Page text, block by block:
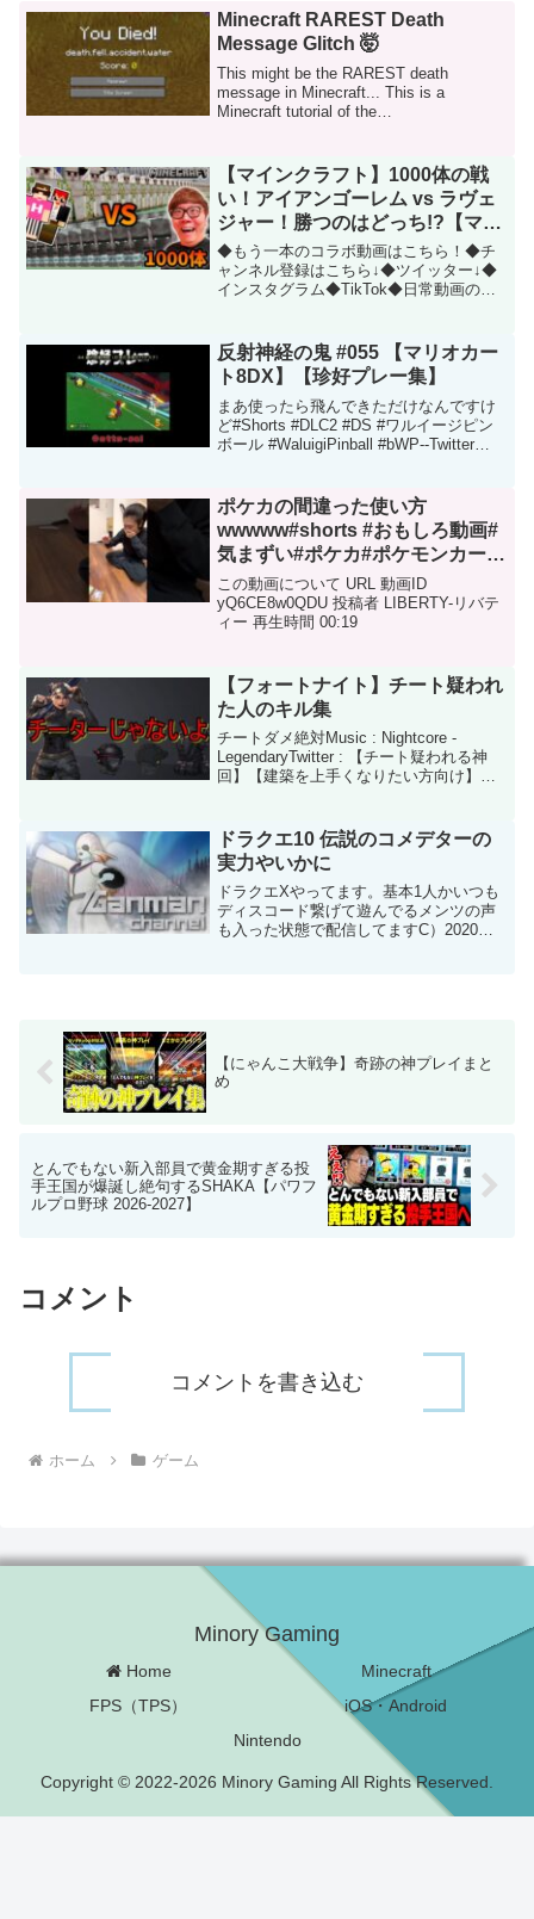
Minecraft RAREST Death
Message Glitch 🤯
This might be the RAREST death
message in Minecraft... This is a
Minecraft tutorial of the
【マインクラフト】1000体の戦
い！アイアンゴーレム vs ラヴェ
ジャー！勝つのはどっち!?【マイ
クラコロシアム】【ヒカキン×赤
髪のとも】
◆もう一本のコラボ動画はこちら！◆チ
ャンネル登録はこちら↓◆ツイッター↓◆
インスタグラム◆TikTok◆日常動画のヒ
ル↓◆ヒカキンLINEスタンプは...
反射神経の鬼 #055 【マリオカー
ト8DX】【珍好プレー集】
まあ使ったら飛んできただけなんですけ
ど#Shorts #DLC2 #DS #ワルイージピン
ボール #WaluigiPinball #bWP--Twitter
ポケカの間違った使い方
wwwww#shorts #おもしろ動画#
気まずい#ポケカ#ポケモンカード
#ポケモン#カード#ネタ
この動画について URL 動画ID
yQ6CE8w0QDU 投稿者 LIBERTY-リバテ
ィー 再生時間 00:19
【フォートナイト】チート疑われ
た人のキル集
チートダメ絶対Music : Nightcore -
LegendaryTwitter : 【チート疑われる神
回】【建築を上手くなりたい方向け】
ドラクエ10 伝説のコメデターの
実力やいかに
ドラクエXやってます。基本1人かいつも
ディスコード繋げて遊んでるメンツの声
も入った状態で配信してますC）2020
【にゃんこ大戦争】奇跡の神プレイまと
め
とんでもない新入部員で黄金期すぎる投
手王国が爆誕し絶句するSHAKA【パワフ
ルプロ野球 2026-2027】
コメント
コメントを書き込む
ホーム ゲーム
Minory Gaming
Home
Minecraft
FPS（TPS）
iOS・Android
Nintendo
Copyright © 2022-2026 Minory Gaming All Rights Reserved.